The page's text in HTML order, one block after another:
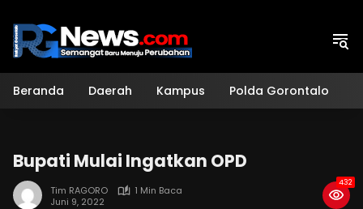
konten
Beranda Daerah Kampus Polda Gorontalo
Bupati Mulai Ingatkan OPD
Tim RAGORO
1 Min Baca
Juni 9, 2022
432